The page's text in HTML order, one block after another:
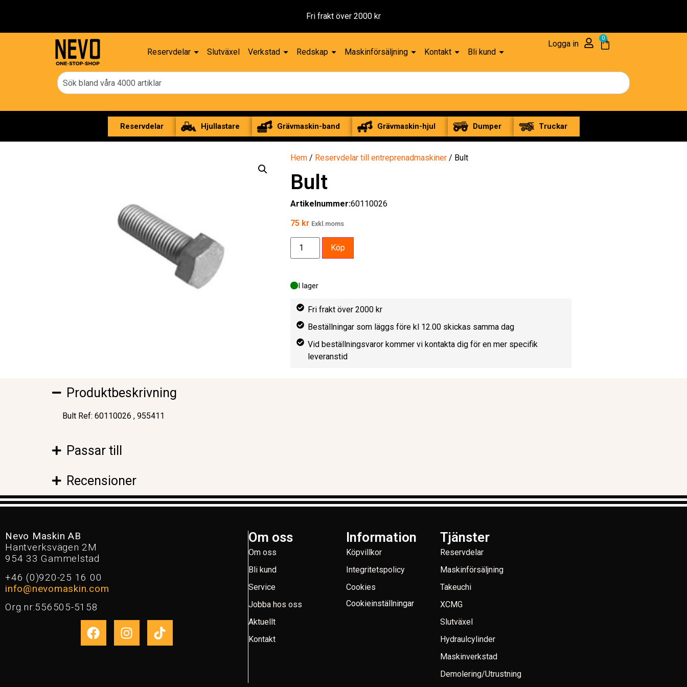
Reservdelar Slutväxel Verkstad Redskap Maskinförsäljning Kontakt Bli kund
Logga in
0
Reservdelar Hjullastare Grävmaskin-band Grävmaskin-hjul Dumper Truckar
Hem / Reservdelar till entreprenadmaskiner / Bult
Bult
Artikelnummer:60110026
75 kr Exkl.moms
I lager
Köp
Fri frakt över 2000 kr
Beställningar som läggs före kl 12.00 skickas samma dag
Vid beställningsvaror kommer vi kontakta dig för en mer specifik
leveranstid
Produktbeskrivning
Bult Ref: 60110026 , 955411
Passar till
Recensioner
Nevo Maskin AB
Hantverksvägen 2M
954 33 Gammelstad
+46 (0)920-25 16 00
info@nevomaskin.com
Org.nr:556505-5158
Om oss
Om oss
Bli kund
Service
Jobba hos oss
Aktuellt
Kontakt
Information
Köpvillkor
Integritetspolicy
Cookies
Cookieinställningar
Tjänster
Reservdelar
Maskinförsäljning
Takeuchi
XCMG
Slutväxel
Hydraulcylinder
Maskinverkstad
Demolering/Utrustning